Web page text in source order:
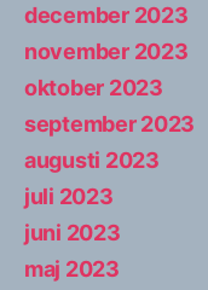
december 2023
november 2023
oktober 2023
september 2023
augusti 2023
juli 2023
juni 2023
maj 2023